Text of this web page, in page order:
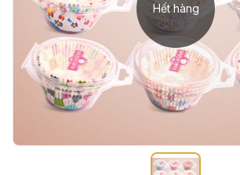
Hết hàng